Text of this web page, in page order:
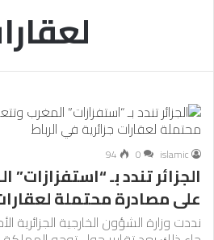
islamic
0
94
الجزائر تندد بـ
على مصادرة محتملة
نددت وزارة الشؤون الخارجية الجزائرية